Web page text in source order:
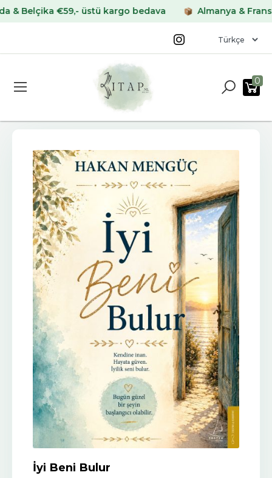
€59,- üstü kargo bedava Almanya & Fransa
0
İyi Beni Bulur